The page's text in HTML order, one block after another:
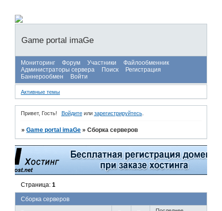
Game portal imaGe
Мониторинг Форум Участники
Файлообменник
Администраторы сервера
Поиск
Регистрация
Баннерообмен
Войти
Активные темы
Привет, Гость! Войдитеили зарегистрируйтесь.
»Game portal imaGe »Сборка серверов
Сборка серверов
Страница:1